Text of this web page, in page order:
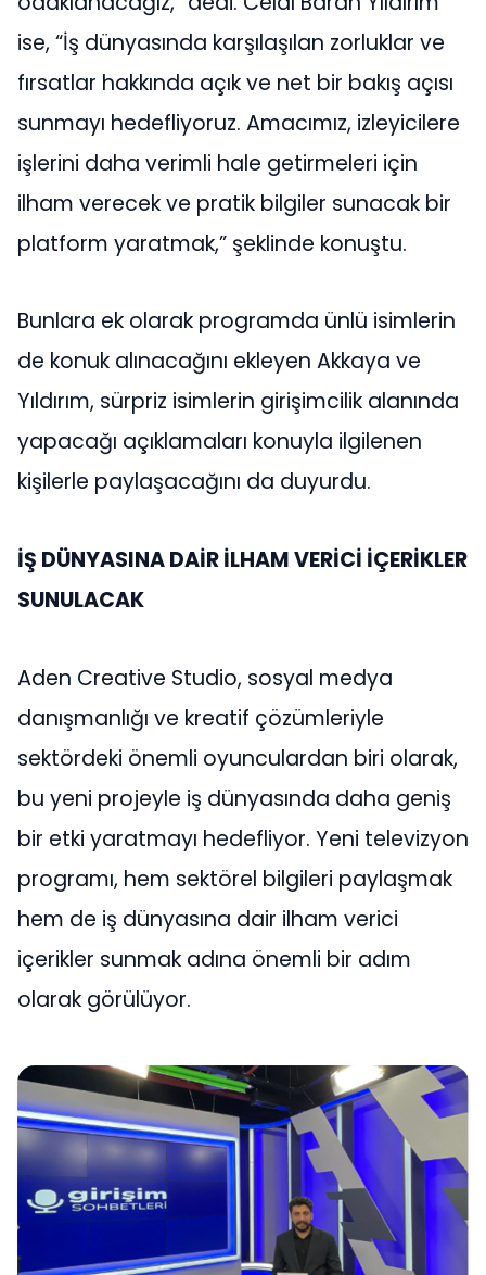
ise, “İş dünyasında karşılaşılan zorluklar ve
fırsatlar hakkında açık ve net bir bakış açısı
sunmayı hedefliyoruz. Amacımız, izleyicilere
işlerini daha verimli hale getirmeleri için
ilham verecek ve pratik bilgiler sunacak bir
platform yaratmak,” şeklinde konuştu.
Bunlara ek olarak programda ünlü isimlerin
de konuk alınacağını ekleyen Akkaya ve
Yıldırım, sürpriz isimlerin girişimcilik alanında
yapacağı açıklamaları konuyla ilgilenen
kişilerle paylaşacağını da duyurdu.
İŞ DÜNYASINA DAİR İLHAM VERİCİ İÇERİKLER
SUNULACAK
Aden Creative Studio, sosyal medya
danışmanlığı ve kreatif çözümleriyle
sektördeki önemli oyunculardan biri olarak,
bu yeni projeyle iş dünyasında daha geniş
bir etki yaratmayı hedefliyor. Yeni televizyon
programı, hem sektörel bilgileri paylaşmak
hem de iş dünyasına dair ilham verici
içerikler sunmak adına önemli bir adım
olarak görülüyor.